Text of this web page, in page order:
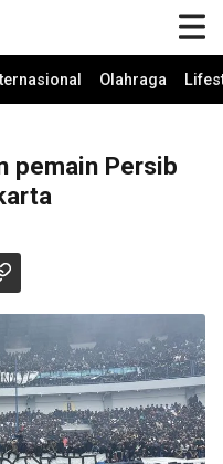
Olahraga
pemain Persib